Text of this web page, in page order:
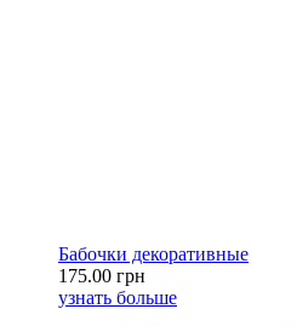
Бабочки декоративные
175.00 грн
узнать больше